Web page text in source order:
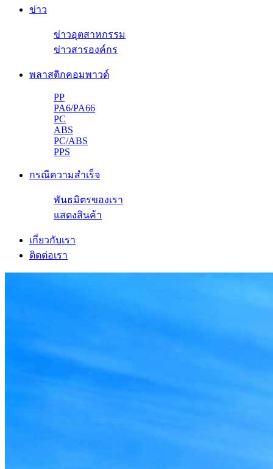
ข่าว
ข่าวอุตสาหกรรม
ข่าวสารองค์กร
พลาสติกคอมพาวด์
PP
PA6/PA66
PC
ABS
PC/ABS
PPS
กรณีความสำเร็จ
พันธมิตรของเรา
แสดงสินค้า
เกี่ยวกับเรา
ติดต่อเรา